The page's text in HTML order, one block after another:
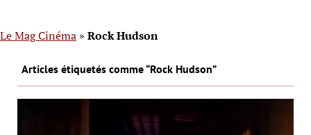
Le Mag Cinéma » Rock Hudson
Articles étiquetés comme “Rock Hudson”